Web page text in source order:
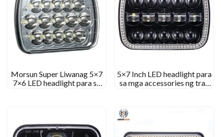
Morsun Super Liwanag 5×7
7×6 LED headlight para sa
5×7 Inch LED headlight para
sa mga accessories ng trak